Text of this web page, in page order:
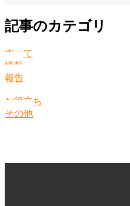
記事のカテゴリ
すべて
情報
報告
お役立ち
その他